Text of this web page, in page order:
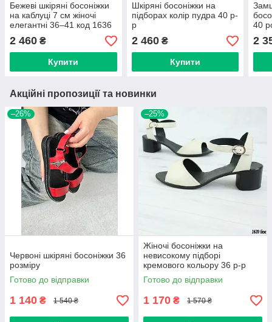
Бежеві шкіряні босоніжки
на каблуці 7 см жіночі
елегантні 36–41 код 1636
2 460 ₴
Купити
Шкіряні босоніжки на
підборах колір пудра 40 р-
р
2 460₴
Купити
40
2
Акційні пропозиції та новинки
–26%
Червоні шкіряні босоніжки 36
розміру
Готово до відправки
1 140 ₴ 1 540 ₴
–25%
Жіночі босоніжки на
невисокому підборі
кремового кольору 36 р-р
Готово до відправки
1 170 ₴ 1 570 ₴